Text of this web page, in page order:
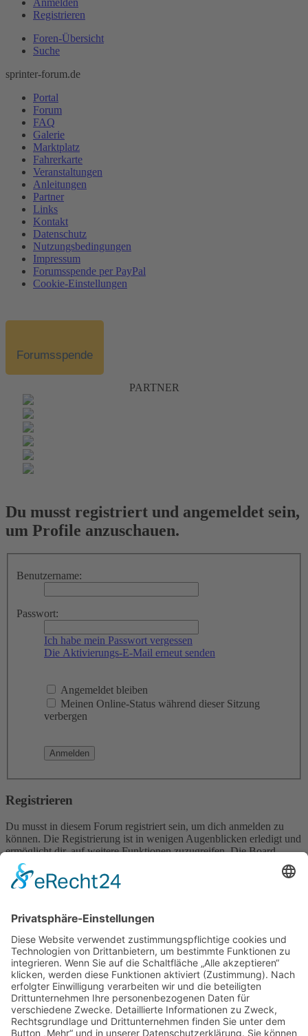
Registrieren
Foren-Übersicht
Suche
sprinter-forum.de
Portal
Forum
FAQ
Galerie
Marktplatz
Fahrerkarte
Veranstaltungen
Anleitungen
Partner
Links
Kontakt
Datenschutz
Nutzungsbedingungen
Impressum
Forumsspende per PayPal
Cookie-Einstellungen
Forumsspende
PARTNER
Du musst registriert und angemeldet sein,
um Profile anzuschauen.
Benutzername:
Passwort:
Ich habe mein Passwort vergessen
Die Aktivierungs-E-Mail erneut senden
Angemeldet bleiben
Meinen Online-Status während dieser Sitzung
verbergen
Registrieren
Du musst in diesem Forum registriert sein, um dich anmelden zu
können. Die Registrierung ist in wenigen Augenblicken erledigt und
ermöglicht dir, auf weitere Funktionen zuzugreifen. Die Board-
Administration kann registrierten Benutzern auch zusätzliche
Berechtigungen zuweisen. Beachte bitte unsere
Nutzungsbedingungen und die verwandten Regelungen, bevor du
wenn du dich in diesem Board bewegst.
Nutzungsbedingungen|Datenschutzerklärung
Registrieren
Foren-Übersicht
Alle Zeiten sindUTC+02:00
Alle Cookies löschen